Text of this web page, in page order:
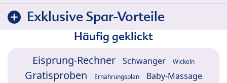
Exklusive Spar-Vorteile
Häufig geklickt
Eisprung-Rechner Schwanger Wickeln
Gratisproben Ernährungsplan Baby-Massage